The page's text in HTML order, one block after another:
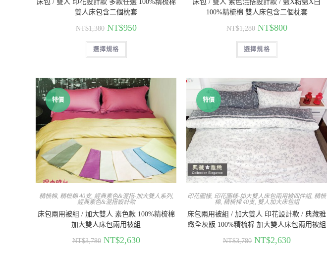
床包 / 雙人 印花設計款 多款任選 100%精梳棉
雙人床包含二個枕套
NT$1,380 NT$950
選擇規格
床包 / 雙人 素色混搭設計款 / 藍X粉藍X白
100%精梳棉 雙人床包含二個枕套
NT$1,280 NT$800
選擇規格
特價
精梳棉, 精梳棉 40支, 經典素色&混搭-加大雙人系列,
經典素色&混搭設計款
床包兩用被組 / 加大雙人 素色款 100%精梳棉
加大雙人床包兩用被組
NT$3,780 NT$2,630
特價
印花圖樣, 印花圖樣-加大雙人床包兩用被四件組, 精梳
棉, 精梳棉 40支, 雙人加大床包組
床包兩用被組 / 加大雙人 印花設計款 / 典藏雅
緻全灰版 100%精梳棉 加大雙人床包兩用被組
NT$3,780 NT$2,630